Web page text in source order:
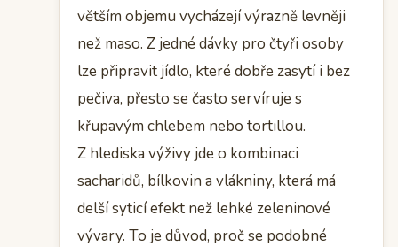
větším objemu vycházejí výrazně levněji
než maso. Z jedné dávky pro čtyři osoby
lze připravit jídlo, které dobře zasytí i bez
pečiva, přesto se často servíruje s
křupavým chlebem nebo tortillou.
Z hlediska výživy jde o kombinaci
sacharidů, bílkovin a vlákniny, která má
delší syticí efekt než lehké zeleninové
vývary. To je důvod, proč se podobné